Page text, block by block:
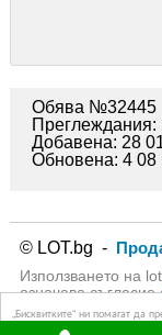
„Бисквитките“ ни помагат да
използването на услугите ни
Обява №32445
Преглеждания:
Добавена: 28
Обновена: 4 08
© LOT.bg -
Използването на
означава съгласие
Политика за